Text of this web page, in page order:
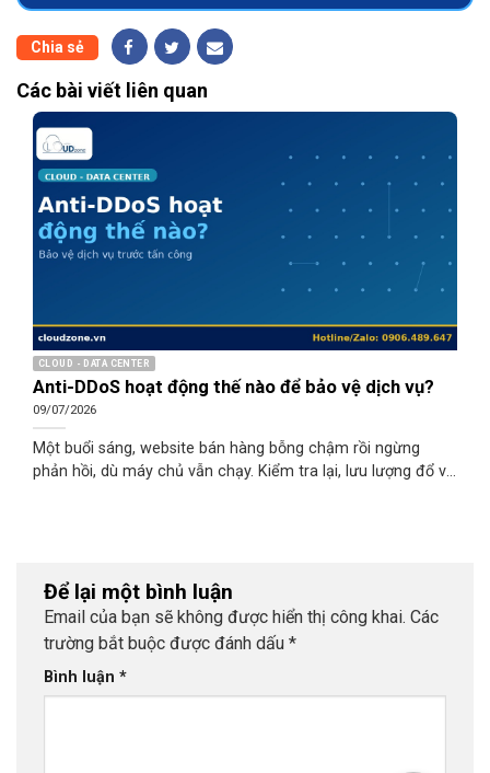
Chia sẻ
Các bài viết liên quan
CLOUD - DATA CENTER
Anti-DDoS hoạt động thế nào để bảo vệ dịch vụ?
09/07/2026
Một buổi sáng, website bán hàng bỗng chậm rồi ngừng
phản hồi, dù máy chủ vẫn chạy. Kiểm tra lại, lưu lượng đổ về
còn phục vụ được người dùng thật. Bài viết giải thích Anti-
DDoS hoạt động thế nào để bảo vệ dịch vụ: từ cách phát
hiện bất thường, lọc lưu lượng độc hại, đến các lớp chặn ở
tầng hạ tầng. Hiểu cơ chế này giúp doanh nghiệp đánh giá
đúng mức độ bảo vệ mình cần và không bị động khi sự cố
xảy ra.
Để lại một bình luận
Email của bạn sẽ không được hiển thị công khai. Các
trường bắt buộc được đánh dấu *
Bình luận *